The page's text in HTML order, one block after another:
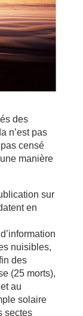
des
n’est pas
censé
manière
sur
en
nuisibles,
des
(25 morts),
au
solaire
sectes